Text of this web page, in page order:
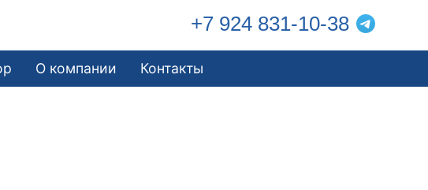
+7 924 831-10-38
О компании Контакты